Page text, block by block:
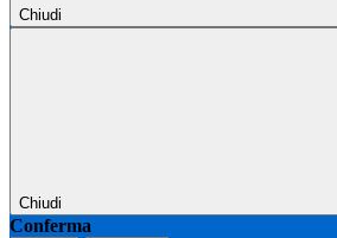
Chiudi
Chiudi
Conferma